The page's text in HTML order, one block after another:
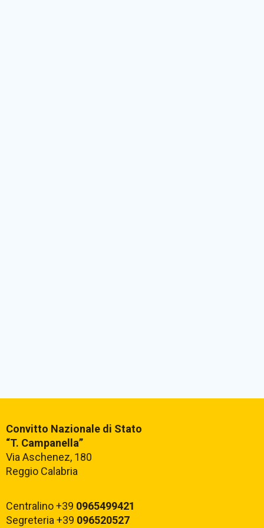
Convitto Nazionale di Stato
“T. Campanella”
Via Aschenez, 180
Reggio Calabria
Centralino +39 0965499421
Segreteria +39 096520527